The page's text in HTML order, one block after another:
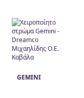
GEMINI